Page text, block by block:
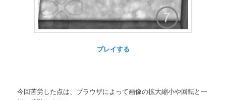
プレイする
今回苦労した点は、ブラウザによって画像の拡大縮小や回転と一